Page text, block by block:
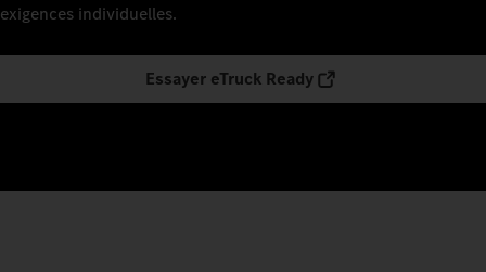
exigences individuelles.
Essayer eTruck Ready